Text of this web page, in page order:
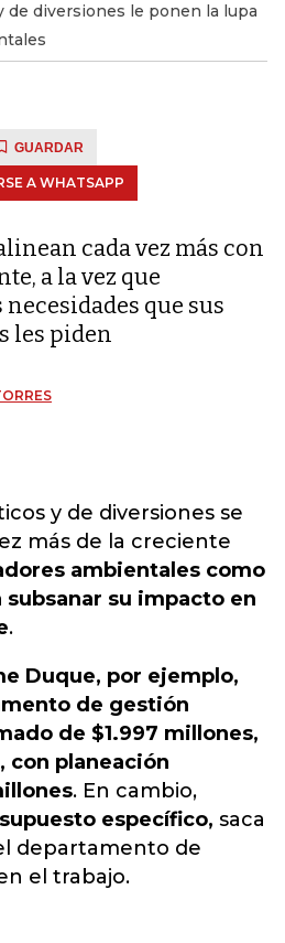
de diversiones le ponen la lupa
GUARDAR
A WHATSAPP
cada vez más con
a la vez que
que sus
les piden
y de diversiones se
más de la creciente
ambientales como
su impacto en
.
Duque, por ejemplo,
de gestión
de $1.997 millones,
con planeación
. En cambio,
específico, saca
departamento de
el trabajo.